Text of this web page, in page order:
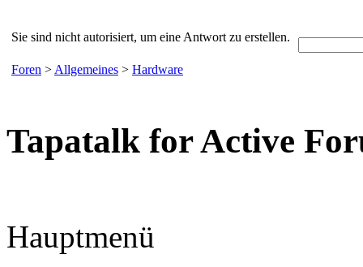
Sie sind nicht autorisiert, um eine Antwort zu erstellen.
Foren > Allgemeines > Hardware
Tapatalk for Active
Hauptmenü